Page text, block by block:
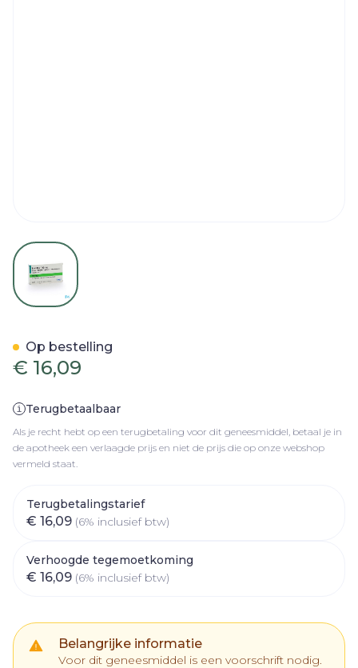
View larger image
€ 16,09
Terugbetaalbaar
Als je recht hebt op een terugbetaling voor dit geneesmiddel, betaal je in
de apotheek een verlaagde prijs en niet de prijs die op onze webshop
vermeld staat.
Terugbetalingstarief
€ 16,09 (6% inclusief btw)
Verhoogde tegemoetkoming
€ 16,09 (6% inclusief btw)
Belangrijke informatie
Voor dit geneesmiddel is een voorschrift nodig.
Op bestelling